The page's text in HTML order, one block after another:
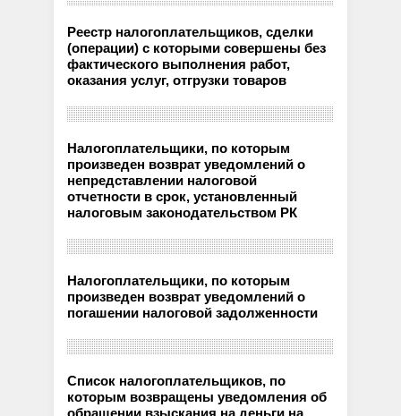
Реестр налогоплательщиков, сделки
(операции) с которыми совершены без
фактического выполнения работ,
оказания услуг, отгрузки товаров
Налогоплательщики, по которым
произведен возврат уведомлений о
непредставлении налоговой
отчетности в срок, установленный
налоговым законодательством РК
Налогоплательщики, по которым
произведен возврат уведомлений о
погашении налоговой задолженности
Список налогоплательщиков, по
которым возвращены уведомления об
обращении взыскания на деньги на